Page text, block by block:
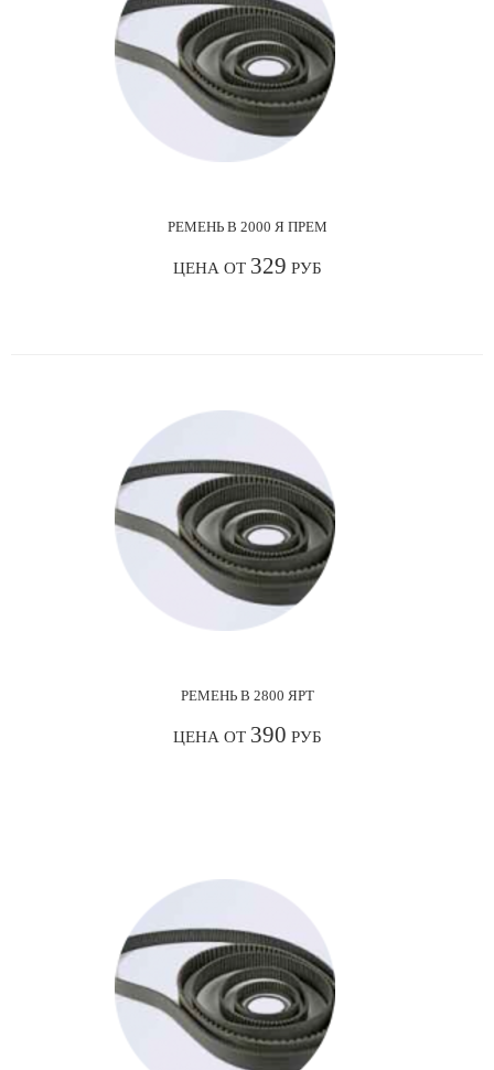
РЕМЕНЬ В 2000 Я ПРЕМ
ЦЕНА ОТ 329 РУБ
РЕМЕНЬ В 2800 ЯРТ
ЦЕНА ОТ 390 РУБ